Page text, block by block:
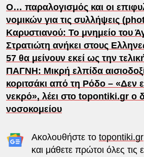
Ο… παραλογισμός και οι
νομικών για τις συλλήψεις
Καρυστιανού: Το μνημείο του
Στρατιώτη ανήκει στους
57 θα μείνουν εκεί ως την
ΠΑΓΝΗ: Μικρή ελπίδα
κοριτσάκι από τη Ρόδο – «Δεν
νεκρό», λέει στο topontiki.gr ο
νοσοκομείου
Ακολουθήστε το topontiki.gr
και μάθετε πρώτοι όλες τις